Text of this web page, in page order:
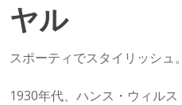
ヤル
スポーティでスタイリッシュ
1930年代、ハンス・ウィル